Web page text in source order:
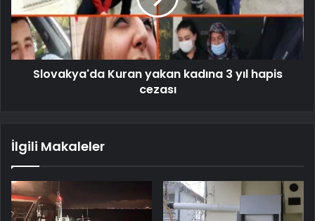
Slovakya'da Kuran yakan kadına 3 yıl hapis
cezası
İlgili Makaleler